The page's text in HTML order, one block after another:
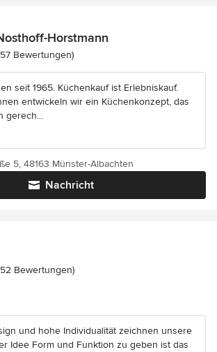
Horstmann
5 von 5 Sternen
Bewertungen)
seit 1965. Küchenkauf ist Erlebniskauf.
entwickeln wir ein Küchenkonzept, das
gerech...
Nachricht
5, 48163 Münster-Albachten
5 von 5 Sternen
Bewertungen)
und hohe Individualität zeichnen unsere
Idee Form und Funktion zu geben ist das